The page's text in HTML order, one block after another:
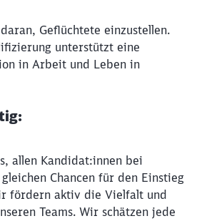
Geflüchtete einzustellen.
unterstützt eine
in Arbeit und Leben in
allen Kandidat:innen bei
Chancen für den Einstieg
fördern aktiv die Vielfalt und
Teams. Wir schätzen jede